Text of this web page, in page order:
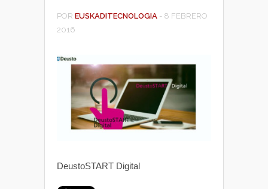
POR EUSKADITECNOLOGIA - 8 FEBRERO
2016
DeustoSTART Digital